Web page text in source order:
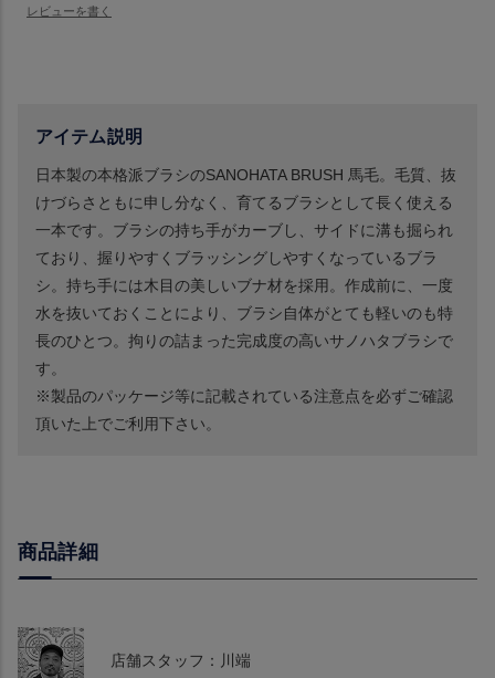
アイテム説明
日本製の本格派ブラシのSANOHATA BRUSH 馬毛。毛質、抜
けづらさともに申し分なく、育てるブラシとして長く使える
一本です。ブラシの持ち手がカーブし、サイドに溝も掘られ
ており、握りやすくブラッシングしやすくなっているブラ
シ。持ち手には木目の美しいブナ材を採用。作成前に、一度
水を抜いておくことにより、ブラシ自体がとても軽いのも特
長のひとつ。拘りの詰まった完成度の高いサノハタブラシで
す。
※製品のパッケージ等に記載されている注意点を必ずご確認
頂いた上でご利用下さい。
商品詳細
店舗スタッフ：川端